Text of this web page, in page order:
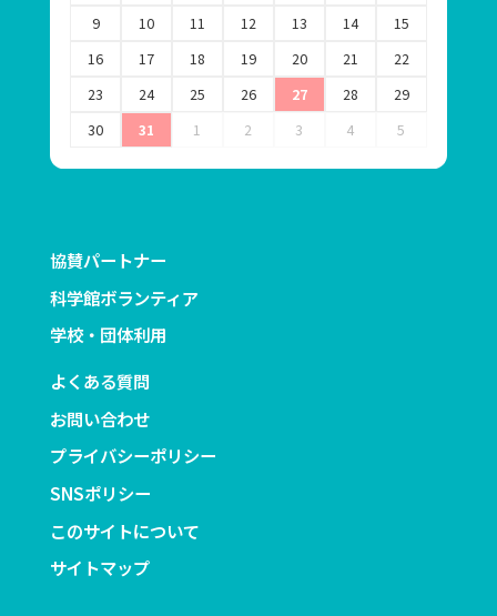
9
10 11 12 13 14
15
16
17 18 19 20 21
22
23
24 25 26 27 28
29
30
31 1 2 3 4 5
協賛パートナー
科学館ボランティア
学校・団体利用
よくある質問
お問い合わせ
プライバシーポリシー
SNSポリシー
このサイトについて
サイトマップ